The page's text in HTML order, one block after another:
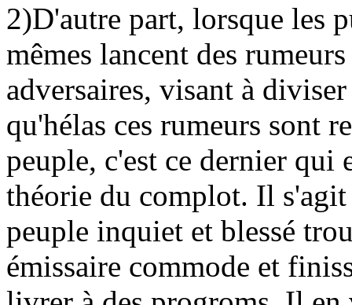
2)D'autre part, lorsque les
mêmes lancent des
adversaires, visant à
qu'hélas ces rumeurs sont
peuple, c'est ce dernier qui
théorie du complot. Il
peuple inquiet et blessé
émissaire commode et